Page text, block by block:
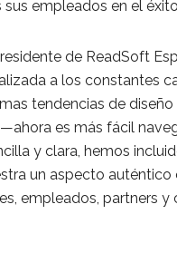
empleados en el
de ReadSoft
a los constantes
tendencias de
es más fácil
y clara, hemos
un aspecto auténtico
empleados, partners y